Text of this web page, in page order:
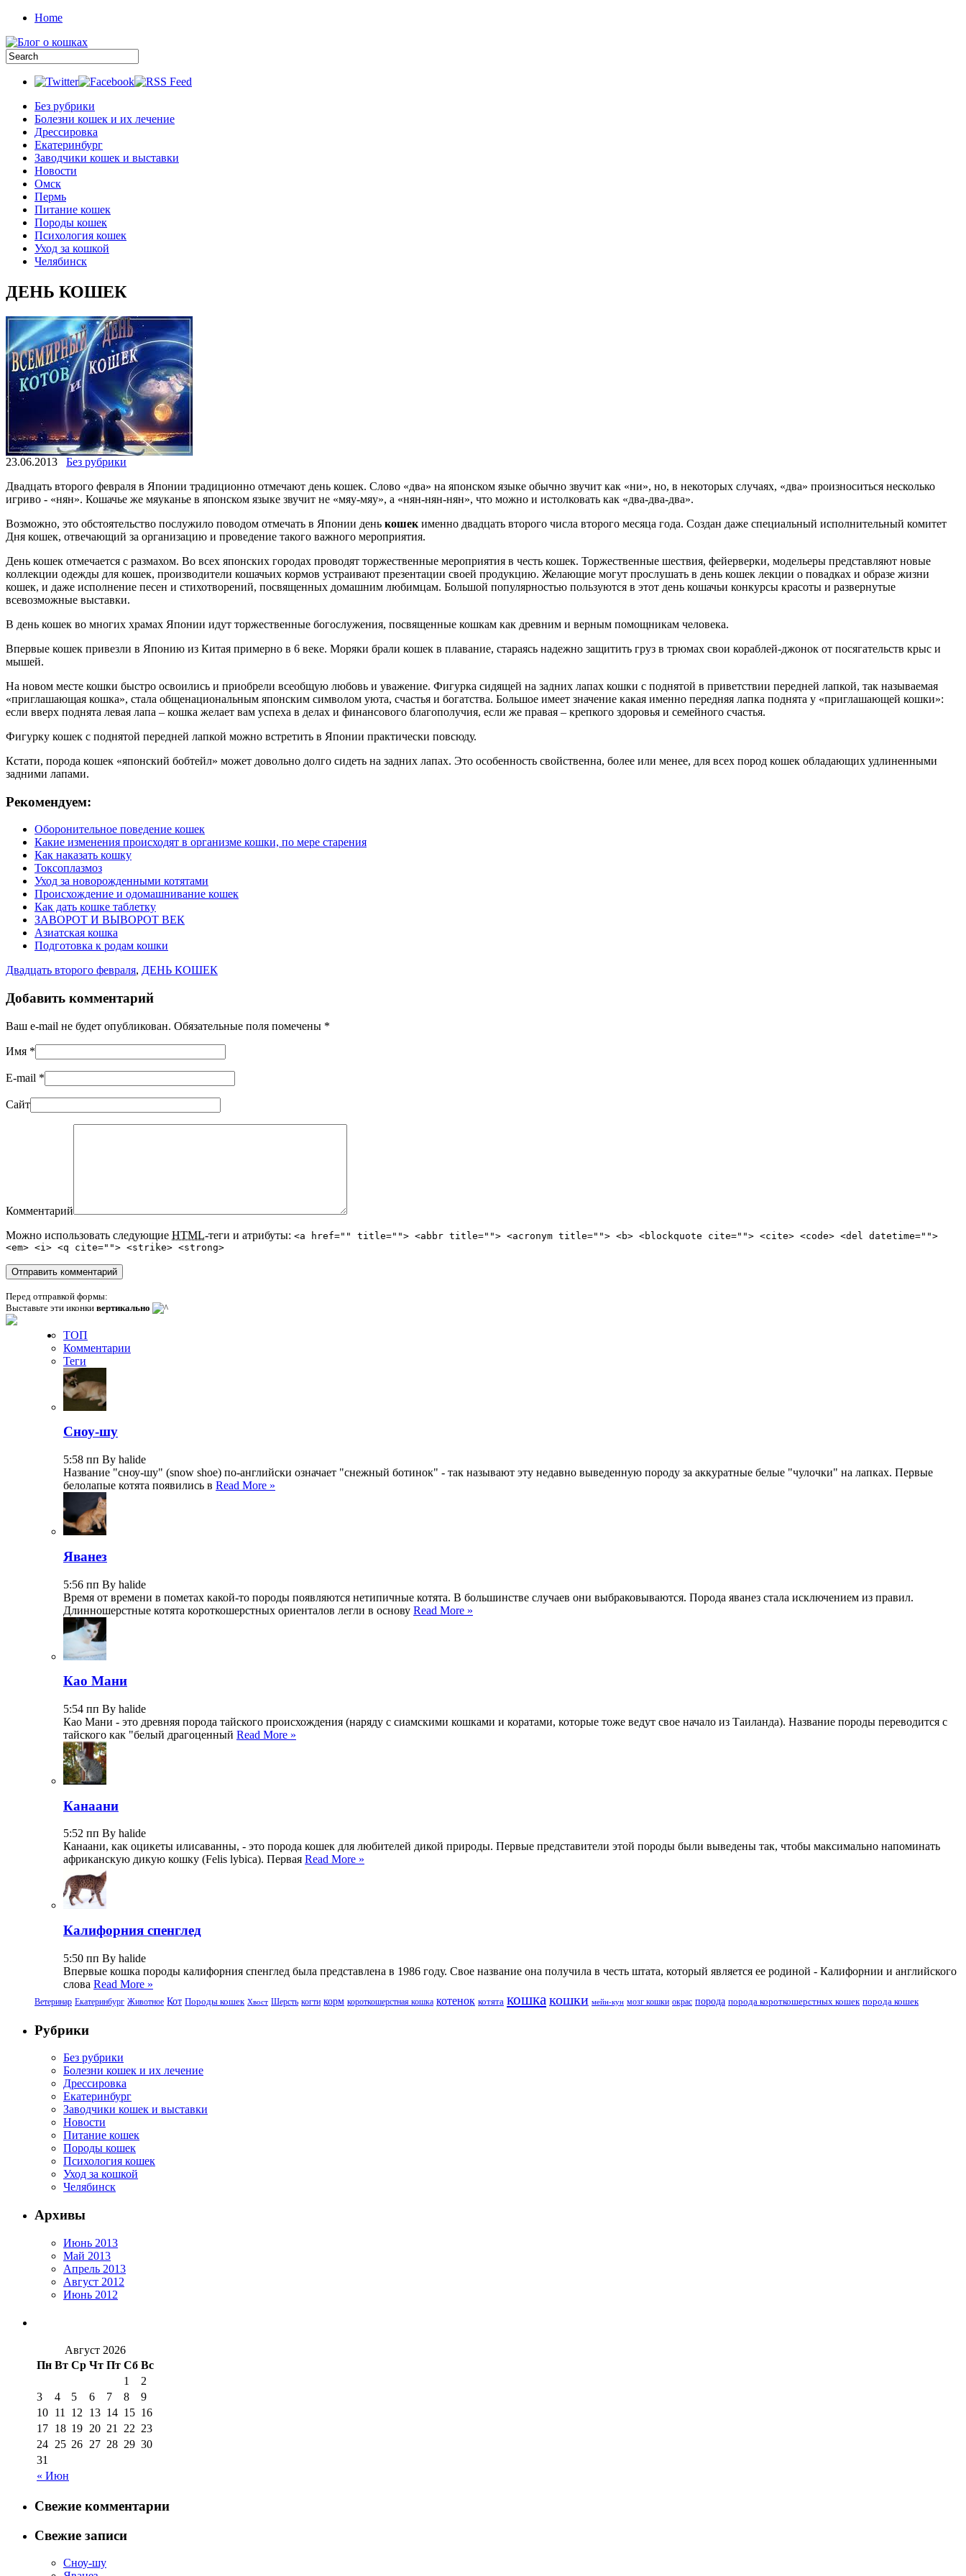
Home
Без рубрики
Болезни кошек и их лечение
Дрессировка
Екатеринбург
Заводчики кошек и выставки
Новости
Омск
Пермь
Питание кошек
Породы кошек
Психология кошек
Уход за кошкой
Челябинск
ДЕНЬ КОШЕК
23.06.2013
Без рубрики
Двадцать второго февраля в Японии традиционно отмечают день кошек. Слово «два» на японском языке обычно звучит как «ни», но, в некоторых случаях, «два» произноситься несколько
игриво - «нян». Кошачье же мяуканье в японском языке звучит не «мяу-мяу», а «нян-нян-нян», что можно и истолковать как «два-два-два».
Возможно, это обстоятельство послужило поводом отмечать в Японии день кошек именно двадцать второго числа второго месяца года. Создан даже специальный исполнительный комитет
Дня кошек, отвечающий за организацию и проведение такого важного мероприятия.
День кошек отмечается с размахом. Во всех японских городах проводят торжественные мероприятия в честь кошек. Торжественные шествия, фейерверки, модельеры представляют новые
коллекции одежды для кошек, производители кошачьих кормов устраивают презентации своей продукцию. Желающие могут прослушать в день кошек лекции о повадках и образе жизни
кошек, и даже исполнение песен и стихотворений, посвященных домашним любимцам. Большой популярностью пользуются в этот день кошачьи конкурсы красоты и развернутые
всевозможные выставки.
В день кошек во многих храмах Японии идут торжественные богослужения, посвященные кошкам как древним и верным помощникам человека.
Впервые кошек привезли в Японию из Китая примерно в 6 веке. Моряки брали кошек в плавание, стараясь надежно защитить груз в трюмах свои кораблей-джонок от посягательств крыс и
мышей.
На новом месте кошки быстро освоились и приобрели всеобщую любовь и уважение. Фигурка сидящей на задних лапах кошки с поднятой в приветствии передней лапкой, так называемая
«приглашающая кошка», стала общенациональным японским символом уюта, счастья и богатства. Большое имеет значение какая именно передняя лапка поднята у «приглашающей кошки»:
если вверх поднята левая лапа – кошка желает вам успеха в делах и финансового благополучия, если же правая – крепкого здоровья и семейного счастья.
Фигурку кошек с поднятой передней лапкой можно встретить в Японии практически повсюду.
Кстати, порода кошек «японский бобтейл» может довольно долго сидеть на задних лапах. Это особенность свойственна, более или менее, для всех пород кошек обладающих удлиненными
задними лапами.
Рекомендуем:
Оборонительное поведение кошек
Какие изменения происходят в организме кошки, по мере старения
Как наказать кошку
Токсоплазмоз
Уход за новорожденными котятами
Происхождение и одомашнивание кошек
Как дать кошке таблетку
ЗАВОРОТ И ВЫВОРОТ ВЕК
Азиатская кошка
Подготовка к родам кошки
Двадцать второго февраля, ДЕНЬ КОШЕК
Добавить комментарий
Ваш e-mail не будет опубликован. Обязательные поля помечены *
Имя *
E-mail *
Сайт
Комментарий
Можно использовать следующие HTML-теги и атрибуты: <a href="" title=""> <abbr title=""> <acronym title=""> <b> <blockquote cite=""> <cite> <code> <del datetime="">
<em> <i> <q cite=""> <strike> <strong>
Перед отправкой формы:
Выставьте эти иконки вертикально
ТОП
Комментарии
Теги
Сноу-шу
5:58 пп By halide
Название "сноу-шу" (snow shoe) по-английски означает "снежный ботинок" - так называют эту недавно выведенную породу за аккуратные белые "чулочки" на лапках. Первые
белолапые котята появились в Read More »
Яванез
5:56 пп By halide
Время от времени в пометах какой-то породы появляются нетипичные котята. В большинстве случаев они выбраковываются. Порода яванез стала исключением из правил.
Длинношерстные котята короткошерстных ориенталов легли в основу Read More »
Као Мани
5:54 пп By halide
Као Мани - это древняя порода тайского происхождения (наряду с сиамскими кошками и коратами, которые тоже ведут свое начало из Таиланда). Название породы переводится с
тайского как "белый драгоценный Read More »
Канаани
5:52 пп By halide
Канаани, как оцикеты илисаванны, - это порода кошек для любителей дикой природы. Первые представители этой породы были выведены так, чтобы максимально напоминать
африканскую дикую кошку (Felis lybica). Первая Read More »
Калифорния спенглед
5:50 пп By halide
Впервые кошка породы калифорния спенглед была представлена в 1986 году. Свое название она получила в честь штата, который является ее родиной - Калифорнии и английского
слова Read More »
Ветеринар Екатеринбург Животное Кот Породы кошек Хвост Шерсть когти корм короткошерстная кошка котенок котята кошкакошки мейн-кун мозг кошки окрас порода порода короткошерстных кошек порода кошек
Рубрики
Без рубрики
Болезни кошек и их лечение
Дрессировка
Екатеринбург
Заводчики кошек и выставки
Новости
Питание кошек
Породы кошек
Психология кошек
Уход за кошкой
Челябинск
Архивы
Июнь 2013
Май 2013
Апрель 2013
Август 2012
Июнь 2012
Август 2026
Пн Вт Ср Чт Пт Сб Вс
« Июн
1
2
3
4 5 6 7 8
9
10 11 12 13 14 15 16
17 18 19 20 21 22 23
24 25 26 27 28 29 30
31
Свежие комментарии
Свежие записи
Сноу-шу